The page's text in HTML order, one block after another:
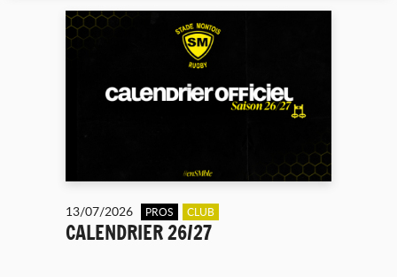
13/07/2026 PROS CLUB
CALENDRIER 26/27